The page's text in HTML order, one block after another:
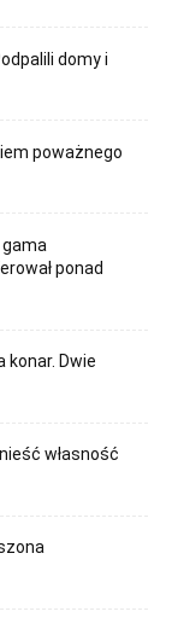
domy i
poważnego
ponad
konar. Dwie
własność